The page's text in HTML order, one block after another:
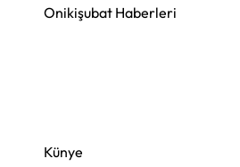
Onikişubat Haberleri
Künye